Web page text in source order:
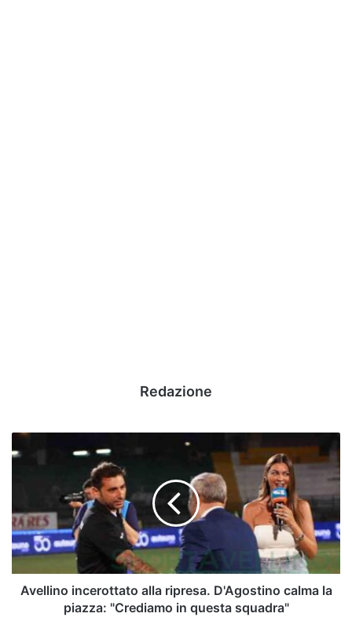
Redazione
Avellino
incerottato
D'Agostino
calma
la
piazza:
"Crediamo
Avellino incerottato alla ripresa. D'Agostino calma la
piazza: "Crediamo in questa squadra"